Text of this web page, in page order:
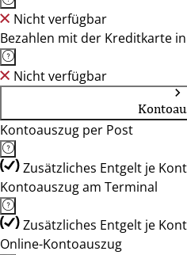
Nicht verfügbar
Bezahlen mit der Kreditkarte
Nicht verfügbar
Kontoauszug per Post
Zusätzliches Entgelt je
Kontoauszug am Terminal
Zusätzliches Entgelt je
Online-Kontoauszug